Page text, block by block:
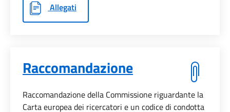
Allegati
Raccomandazione
Raccomandazione della Commissione riguardante la
Carta europea dei ricercatori e un codice di condotta